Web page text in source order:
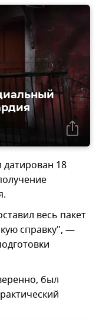
датирован 18
весь пакет
справку", —
был